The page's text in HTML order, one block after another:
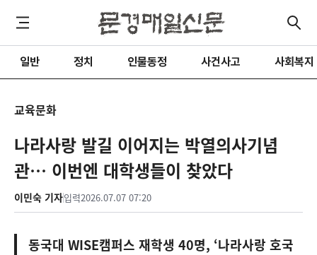
일반 정치 인물동정 사건사고 사회복지
교육문화
나라사랑 발길 이어지는 박열의사기념
관… 이번엔 대학생들이 찾았다
이민숙 기자입력2026.07.07 07:20
동국대 WISE캠퍼스 재학생 40명, ‘나라사랑 호국